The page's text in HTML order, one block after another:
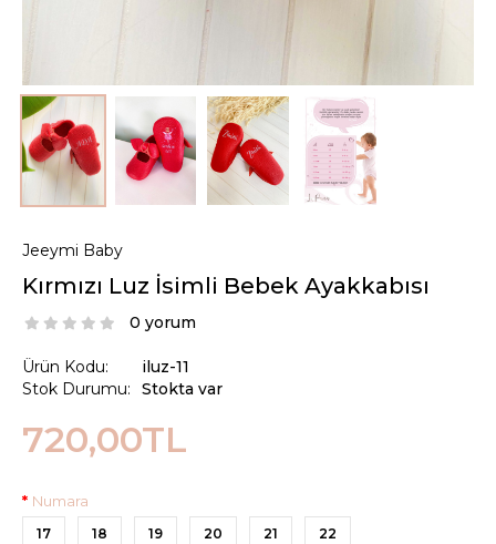
Jeeymi Baby
Kırmızı Luz İsimli Bebek Ayakkabısı
0 yorum
Ürün Kodu:
Stok Durumu:
iluz-11
Stokta var
720,00TL
Numara
17 18 19 20 21 22